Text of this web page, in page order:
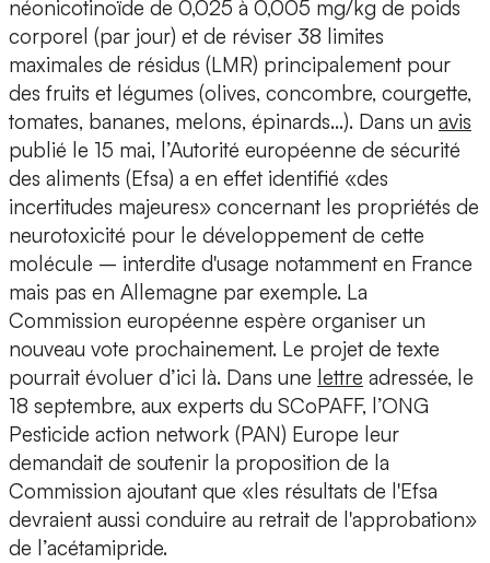
néonicotinoïde de 0,025 à 0,005 mg/kg de poids
corporel (par jour) et de réviser 38 limites
maximales de résidus (LMR) principalement pour
des fruits et légumes (olives, concombre, courgette,
tomates, bananes, melons, épinards…). Dans un avis
publié le 15 mai, l’Autorité européenne de sécurité
des aliments (Efsa) a en effet identifié «des
incertitudes majeures» concernant les propriétés de
neurotoxicité pour le développement de cette
molécule – interdite d'usage notamment en France
mais pas en Allemagne par exemple. La
Commission européenne espère organiser un
nouveau vote prochainement. Le projet de texte
pourrait évoluer d’ici là. Dans une lettre adressée, le
18 septembre, aux experts du SCoPAFF, l’ONG
Pesticide action network (PAN) Europe leur
demandait de soutenir la proposition de la
Commission ajoutant que «les résultats de l'Efsa
devraient aussi conduire au retrait de l'approbation»
de l’acétamipride.